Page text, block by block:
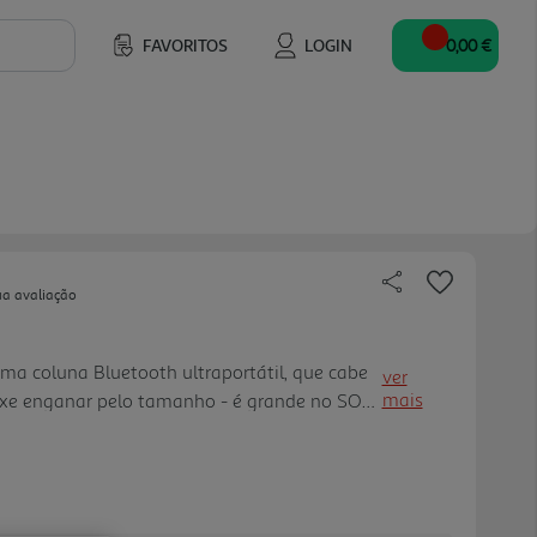
FAVORITOS LOGIN 0,00 €
avaliação
coluna Bluetooth ultraportátil, que cabe
enganar pelo tamanho - é grande no SOM.
12H de reprodução - e ainda mais se o
ver
mais